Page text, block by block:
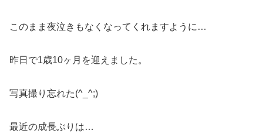
このまま夜泣きもなくなってくれますように…
昨日で1歳10ヶ月を迎えました。
写真撮り忘れた(^_^;)
最近の成長ぶりは…